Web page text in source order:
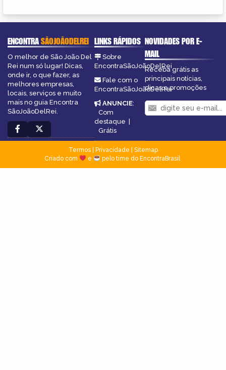
ENCONTRASÃOJOÃODELREI
O melhor de São João Del
Rei num só lugar! Dicas,
onde ir, o que fazer, as
melhores empresas,
locais, serviços e muito
mais no guia Encontra
SãoJoãoDelRei.
LINKS RÁPIDOS
Sobre
EncontraSãoJoãoDelRei
Fale com o
EncontraSãoJoãoDelRei
ANUNCIE:
Com
destaque
Grátis
NOVIDADES POR E-
MAIL
Receba grátis as
principais notícias,
dicas e promoções
Termos| Privacidade
Sitemap
Criado com
e pelo time do EncontraBrasil